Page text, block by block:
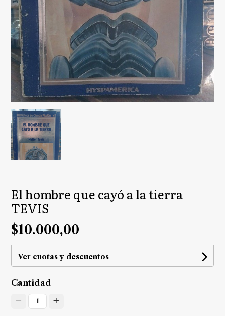
El hombre que cayó a la tierra
TEVIS
$10.000,00
Ver cuotas y descuentos
Cantidad
1